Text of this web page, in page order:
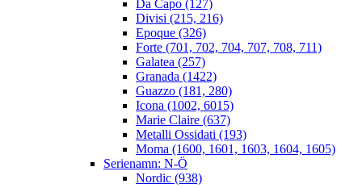
Da Capo (127)
Divisi (215, 216)
Epoque (326)
Forte (701, 702, 704, 707, 708, 711)
Galatea (257)
Granada (1422)
Guazzo (181, 280)
Icona (1002, 6015)
Marie Claire (637)
Metalli Ossidati (193)
Moma (1600, 1601, 1603, 1604, 1605)
Serienamn: N-Ö
Nordic (938)